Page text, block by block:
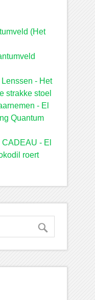
(Het
- Het
strakke stoel
- El
Quantum
- El
roert